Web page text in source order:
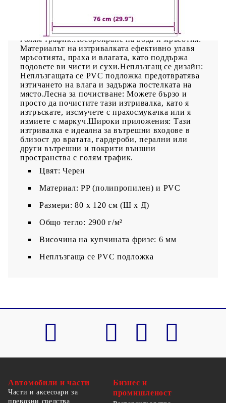
износване и разкъсване, осигурявайки
дълготрайно функциониране дори на места с
голям трафик.Абсорбиране на вода и мръсотия:
Материалът на изтривалката ефективно улавя
мръсотията, праха и влагата, като поддържа
подовете ви чисти и сухи.Неплъзгащ се дизайн:
Неплъзгащата се PVC подложка предотвратява
изтичането на влага и задържа постелката на
място.Лесна за почистване: Можете бързо и
просто да почистите тази изтривалка, като я
изтръскате, изсмучете с прахосмукачка или я
измиете с маркуч.Широки приложения: Тази
изтривалка е идеална за вътрешни входове в
близост до вратата, гардероби, перални или
други вътрешни и покрити външни
пространства с голям трафик.
Цвят: Черен
Материал: PP (полипропилен) и PVC
Размери: 80 x 120 см (Ш x Д)
Общо тегло: 2900 г/м²
Височина на купчината фризе: 6 мм
Неплъзгаща се PVC подложка
Автомобили и части
Части и аксесоари за
превозни средства
Бизнес и
промишленост